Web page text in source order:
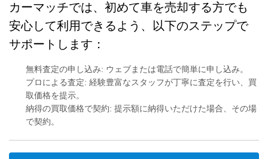
カーマッチでは、初めて車を売却する方でも
安心して利用できるよう、以下のステップで
サポートします：
無料査定の申し込み: ウェブまたは電話で簡単に申し込み。
プロによる査定: 経験豊富なスタッフが丁寧に査定を行い、買
取価格を提示。
納得の買取価格で契約: 提示額に納得いただけた場合、その場
で契約。